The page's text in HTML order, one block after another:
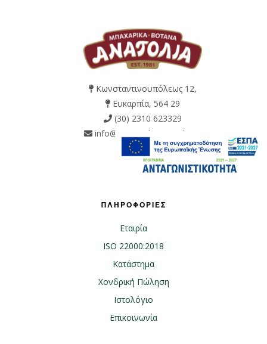
Κωνσταντινουπόλεως 12,
Ευκαρπία, 564 29
(30) 2310 623329
info@mpaxarika-anatolia.gr
ΠΛΗΡΟΦΟΡΙΕΣ
Εταιρία
ISO 22000:2018
Κατάστημα
Χονδρική Πώληση
Ιστολόγιο
Επικοινωνία